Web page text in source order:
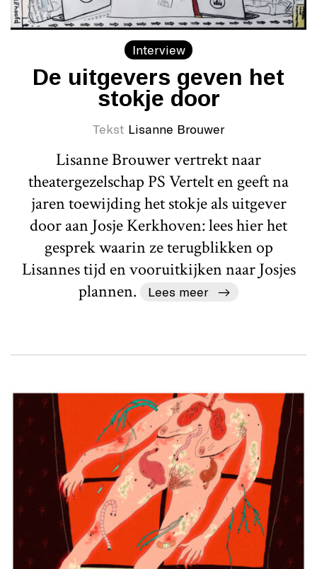
Interview
De uitgevers geven het
stokje door
Tekst Lisanne Brouwer
Lisanne Brouwer vertrekt naar
theatergezelschap PS Vertelt en geeft na
jaren toewijding het stokje als uitgever
door aan Josje Kerkhoven: lees hier het
gesprek waarin ze terugblikken op
Lisannes tijd en vooruitkijken naar Josjes
plannen.
Lees meer